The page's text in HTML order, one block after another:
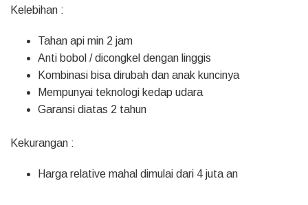
Kelebihan :
Tahan api min 2 jam
Anti bobol / dicongkel dengan linggis
Kombinasi bisa dirubah dan anak kuncinya
Mempunyai teknologi kedap udara
Garansi diatas 2 tahun
Kekurangan :
Harga relative mahal dimulai dari 4 juta an